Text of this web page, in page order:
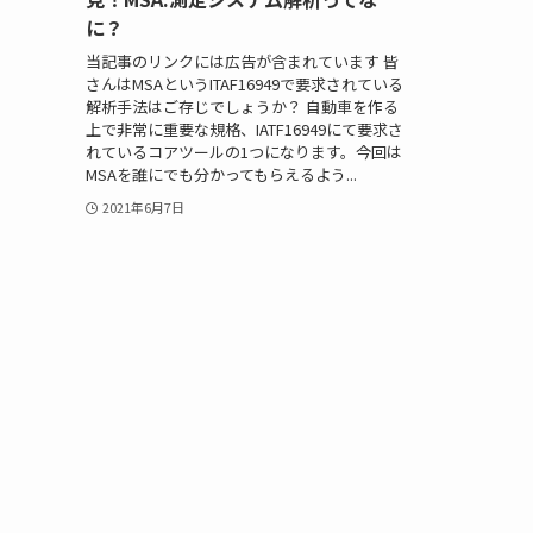
に？
当記事のリンクには広告が含まれています 皆
さんはMSAというITAF16949で要求されている
解析手法はご存じでしょうか？ 自動車を作る
上で非常に重要な規格、IATF16949にて要求さ
れているコアツールの1つになります。今回は
MSAを誰にでも分かってもらえるよう...
2021年6月7日